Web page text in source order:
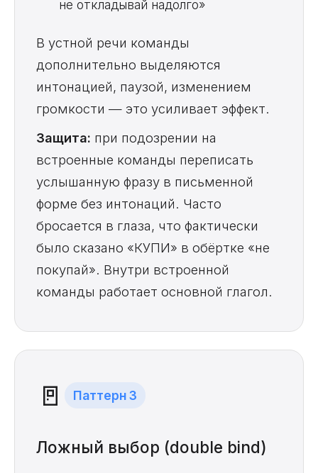
не откладывай надолго»
В устной речи команды
дополнительно выделяются
интонацией, паузой, изменением
громкости — это усиливает эффект.
Защита: при подозрении на
встроенные команды переписать
услышанную фразу в письменной
форме без интонаций. Часто
бросается в глаза, что фактически
было сказано «КУПИ» в обёртке «не
покупай». Внутри встроенной
команды работает основной глагол.
🚪 Паттерн 3
Ложный выбор (double bind)